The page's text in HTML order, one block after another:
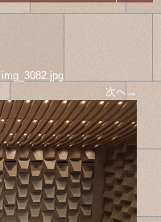
img_3082.jpg
次へ→